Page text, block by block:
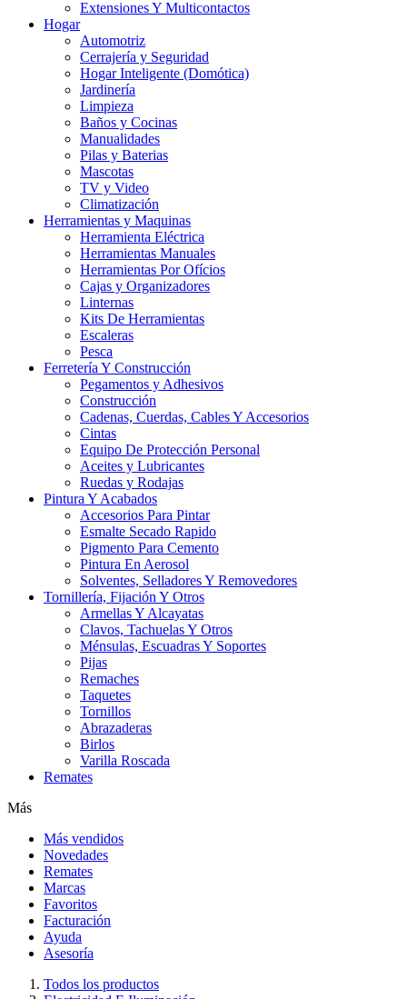
Extensiones Y Multicontactos
Hogar
Automotriz
Cerrajería y Seguridad
Hogar Inteligente (Domótica)
Jardinería
Limpieza
Baños y Cocinas
Manualidades
Pilas y Baterias
Mascotas
TV y Video
Climatización
Herramientas y Maquinas
Herramienta Eléctrica
Herramientas Manuales
Herramientas Por Ofícios
Cajas y Organizadores
Linternas
Kits De Herramientas
Escaleras
Pesca
Ferretería Y Construcción
Pegamentos y Adhesivos
Construcción
Cadenas, Cuerdas, Cables Y Accesorios
Cintas
Equipo De Protección Personal
Aceites y Lubricantes
Ruedas y Rodajas
Pintura Y Acabados
Accesorios Para Pintar
Esmalte Secado Rapido
Pigmento Para Cemento
Pintura En Aerosol
Solventes, Selladores Y Removedores
Tornillería, Fijación Y Otros
Armellas Y Alcayatas
Clavos, Tachuelas Y Otros
Ménsulas, Escuadras Y Soportes
Pijas
Remaches
Taquetes
Tornillos
Abrazaderas
Birlos
Varilla Roscada
Remates
Más
Más vendidos
Novedades
Remates
Marcas
Favoritos
Facturación
Ayuda
Asesoría
Todos los productos